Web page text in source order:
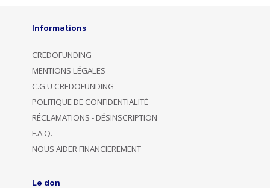
Informations
CREDOFUNDING
MENTIONS LÉGALES
C.G.U CREDOFUNDING
POLITIQUE DE CONFIDENTIALITÉ
RÉCLAMATIONS - DÉSINSCRIPTION
F.A.Q.
NOUS AIDER FINANCIEREMENT
Le don